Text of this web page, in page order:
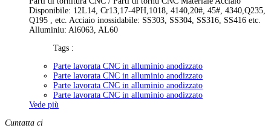
Disponibile: 12L14, Cr13,17-4PH,1018, 4140,20#, 45#, 4340,Q235,
Q195 , etc. Acciaio inossidabile: SS303, SS304, SS316, SS416 etc.
Alluminiu: Al6063, AL60
Tags :
Parte lavorata CNC in alluminio anodizzato
Parte lavorata CNC in alluminio anodizzato
Parte lavorata CNC in alluminio anodizzato
Parte lavorata CNC in alluminio anodizzato
Vede più
Cuntatta ci